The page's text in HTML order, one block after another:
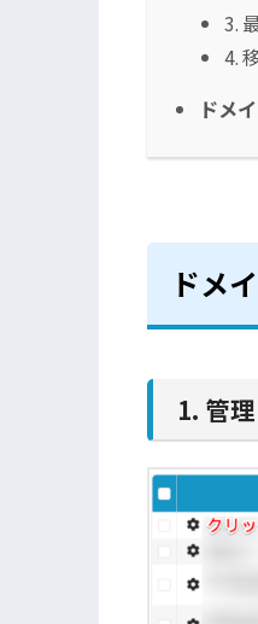
3.
4.
ドメ
ドメ
1. 管